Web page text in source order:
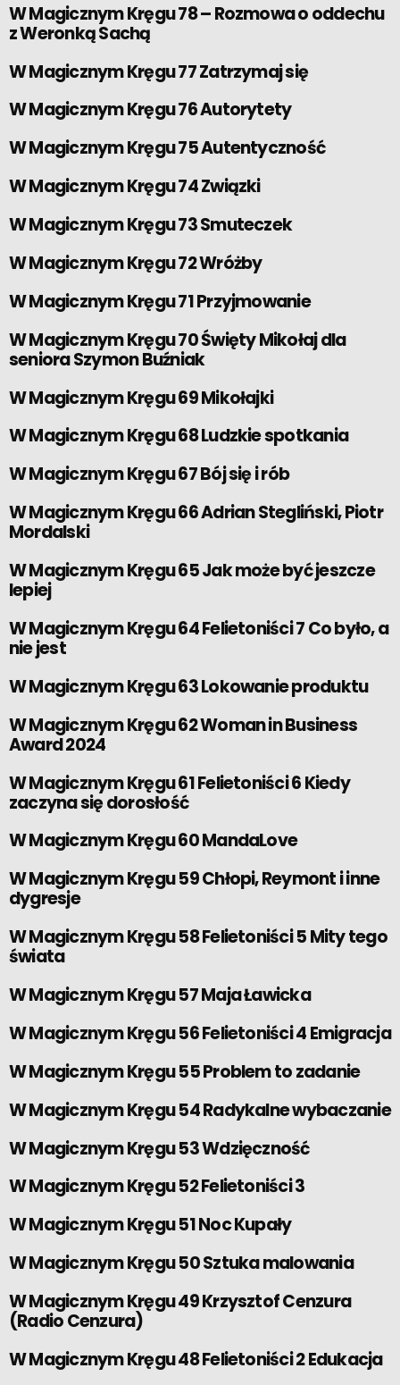
W Magicznym Kręgu 78 – Rozmowa o oddechu
z Weronką Sachą
W Magicznym Kręgu 77 Zatrzymaj się
W Magicznym Kręgu 76 Autorytety
W Magicznym Kręgu 75 Autentyczność
W Magicznym Kręgu 74 Związki
W Magicznym Kręgu 73 Smuteczek
W Magicznym Kręgu 72 Wróżby
W Magicznym Kręgu 71 Przyjmowanie
W Magicznym Kręgu 70 Święty Mikołaj dla
seniora Szymon Buźniak
W Magicznym Kręgu 69 Mikołajki
W Magicznym Kręgu 68 Ludzkie spotkania
W Magicznym Kręgu 67 Bój się i rób
W Magicznym Kręgu 66 Adrian Stegliński, Piotr
Mordalski
W Magicznym Kręgu 65 Jak może być jeszcze
lepiej
W Magicznym Kręgu 64 Felietoniści 7 Co było, a
nie jest
W Magicznym Kręgu 63 Lokowanie produktu
W Magicznym Kręgu 62 Woman in Business
Award 2024
W Magicznym Kręgu 61 Felietoniści 6 Kiedy
zaczyna się dorosłość
W Magicznym Kręgu 60 MandaLove
W Magicznym Kręgu 59 Chłopi, Reymont i inne
dygresje
W Magicznym Kręgu 58 Felietoniści 5 Mity tego
świata
W Magicznym Kręgu 57 Maja Ławicka
W Magicznym Kręgu 56 Felietoniści 4 Emigracja
W Magicznym Kręgu 55 Problem to zadanie
W Magicznym Kręgu 54 Radykalne wybaczanie
W Magicznym Kręgu 53 Wdzięczność
W Magicznym Kręgu 52 Felietoniści 3
W Magicznym Kręgu 51 Noc Kupały
W Magicznym Kręgu 50 Sztuka malowania
W Magicznym Kręgu 49 Krzysztof Cenzura
(Radio Cenzura)
W Magicznym Kręgu 48 Felietoniści 2 Edukacja